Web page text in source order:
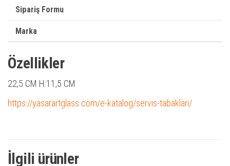
Sipariş Formu
Marka
Özellikler
22,5 CM H:11,5 CM
https://yasarartglass.com/e-katalog/servis-tabaklari/
İlgili ürünler